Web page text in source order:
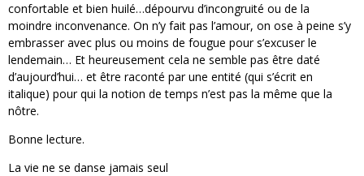
confortable et bien huilé…dépourvu d’incongruité ou de la
moindre inconvenance. On n’y fait pas l’amour, on ose à peine s’y
embrasser avec plus ou moins de fougue pour s’excuser le
lendemain… Et heureusement cela ne semble pas être daté
d’aujourd’hui… et être raconté par une entité (qui s’écrit en
italique) pour qui la notion de temps n’est pas la même que la
nôtre.
Bonne lecture.
La vie ne se danse jamais seul